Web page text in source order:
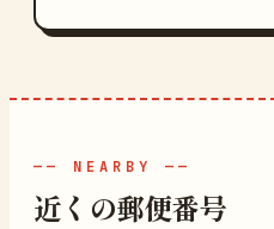
—— NEARBY ——
近くの郵便番号